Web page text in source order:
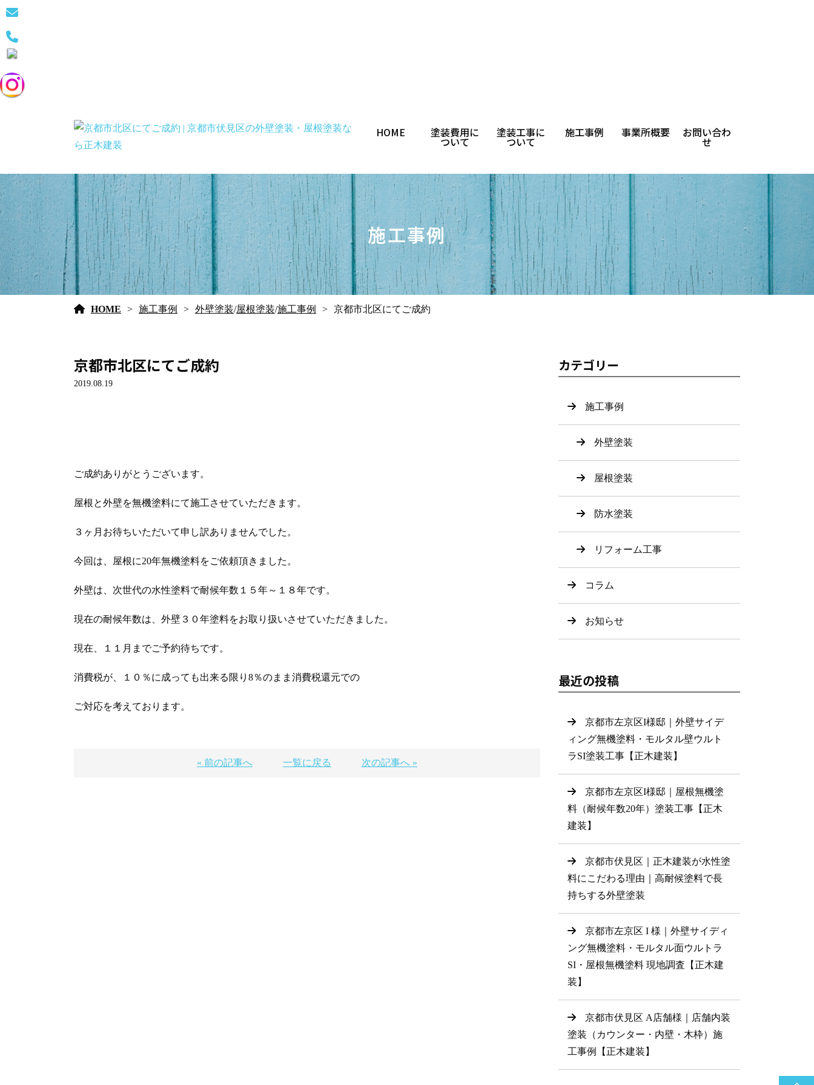
HOME 塗装費用に
ついて
塗装工事に
ついて
施工事例 事業所概要 お問い合わ
せ
施工事例
HOME 施工事例 外壁塗装/屋根塗装/施工事例 京都市北区にてご成約
京都市北区にてご成約
2019.08.19
ご成約ありがとうございます。
屋根と外壁を無機塗料にて施工させていただきます。
３ヶ月お待ちいただいて申し訳ありませんでした。
今回は、屋根に20年無機塗料をご依頼頂きました。
外壁は、次世代の水性塗料で耐候年数１５年～１８年です。
現在の耐候年数は、外壁３０年塗料をお取り扱いさせていただきました。
現在、１１月までご予約待ちです。
消費税が、１０％に成っても出来る限り8％のまま消費税還元での
ご対応を考えております。
« 前の記事へ 一覧に戻る 次の記事へ »
カテゴリー
施工事例
外壁塗装
屋根塗装
防水塗装
リフォーム工事
コラム
お知らせ
最近の投稿
京都市左京区I様邸｜外壁サイデ
ィング無機塗料・モルタル壁ウルト
ラSI塗装工事【正木建装】
京都市左京区I様邸｜屋根無機塗
料（耐候年数20年）塗装工事【正木
建装】
京都市伏見区｜正木建装が水性塗
料にこだわる理由｜高耐候塗料で長
持ちする外壁塗装
京都市左京区 I 様｜外壁サイディ
ング無機塗料・モルタル面ウルトラ
SI・屋根無機塗料 現地調査【正木建
装】
京都市伏見区 A店舗様｜店舗内装
塗装（カウンター・内壁・木枠）施
工事例【正木建装】